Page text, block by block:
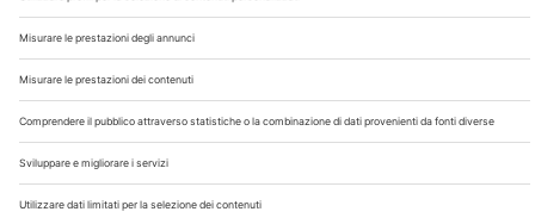
Chi Siamo
Contatti
Note Legali
Privacy